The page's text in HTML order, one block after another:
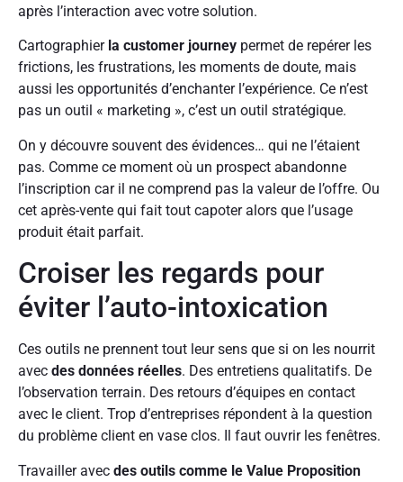
après l’interaction avec votre solution.
Cartographier la customer journey permet de repérer les
frictions, les frustrations, les moments de doute, mais
aussi les opportunités d’enchanter l’expérience. Ce n’est
pas un outil « marketing », c’est un outil stratégique.
On y découvre souvent des évidences… qui ne l’étaient
pas. Comme ce moment où un prospect abandonne
l’inscription car il ne comprend pas la valeur de l’offre. Ou
cet après-vente qui fait tout capoter alors que l’usage
produit était parfait.
Croiser les regards pour
éviter l’auto-intoxication
Ces outils ne prennent tout leur sens que si on les nourrit
avec des données réelles. Des entretiens qualitatifs. De
l’observation terrain. Des retours d’équipes en contact
avec le client. Trop d’entreprises répondent à la question
du problème client en vase clos. Il faut ouvrir les fenêtres.
Travailler avec des outils comme le Value Proposition